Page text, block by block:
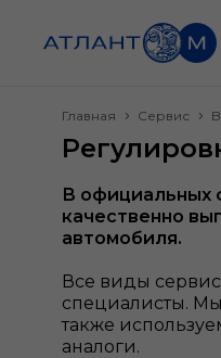
Главная Сервис
В официальных
качественно
автомобиля.
Все виды
специалисты.
также
аналоги.